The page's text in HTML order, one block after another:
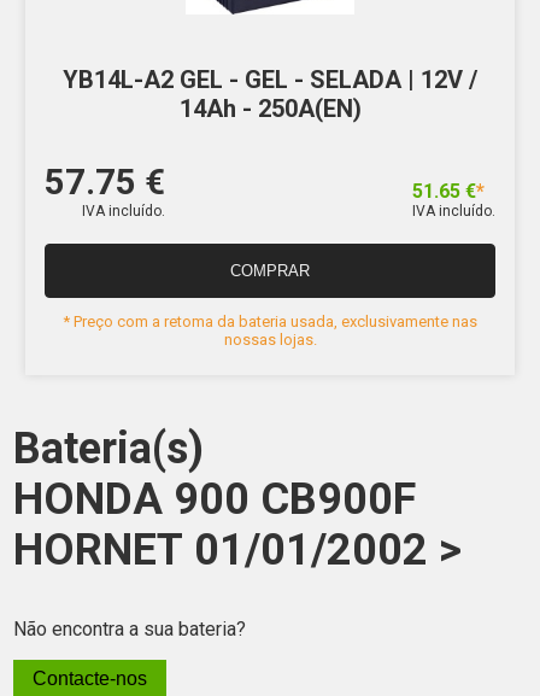
YB14L-A2 GEL - GEL - SELADA | 12V /
14Ah - 250A(EN)
57.75 €
IVA incluído.
51.65 €*
IVA incluído.
COMPRAR
* Preço com a retoma da bateria usada, exclusivamente nas
nossas lojas.
Bateria(s)
HONDA 900 CB900F
HORNET 01/01/2002 >
Não encontra a sua bateria?
Contacte-nos